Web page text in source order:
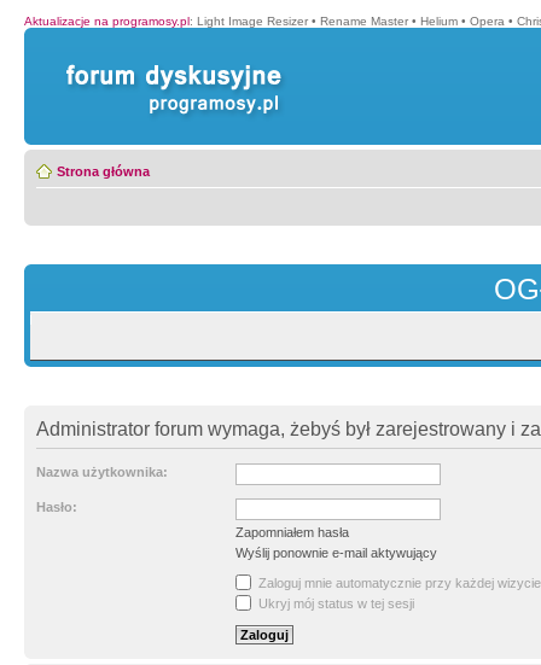
Aktualizacje na programosy.pl: Light Image Resizer • Rename Master • Helium • Opera •
Strona główna
Administrator forum wymaga, żebyś był zarejestrowany i
Nazwa użytkownika:
Hasło:
Zapomniałem hasła
Wyślij ponownie e-mail aktywujący
Zaloguj mnie automatycznie przy każdej wizycie
Ukryj mój status w tej sesji